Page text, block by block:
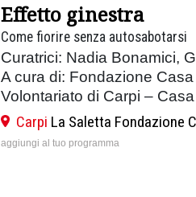
Effetto ginestra
Come fiorire senza autosabotarsi
Curatrici: Nadia Bonamici,
A cura di: Fondazione Casa
Volontariato di Carpi –
Carpi La Saletta Fondazione
aggiungi al tuo programma